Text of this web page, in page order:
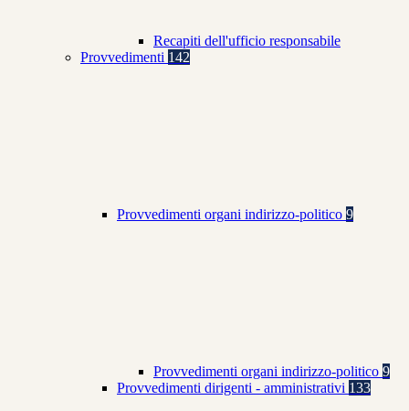
Recapiti dell'ufficio responsabile
Provvedimenti 142
Provvedimenti organi indirizzo-politico 9
Provvedimenti organi indirizzo-politico 9
Provvedimenti dirigenti - amministrativi 133